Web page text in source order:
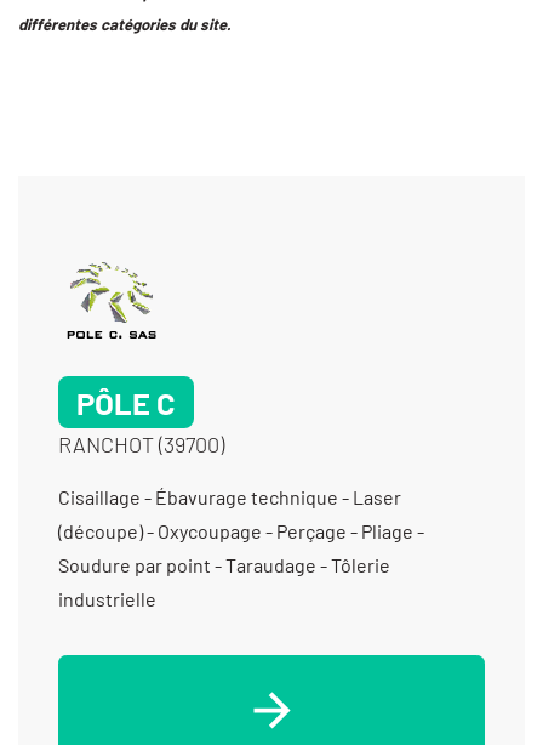
différentes catégories du site.
PÔLE C
RANCHOT (39700)
Cisaillage - Ébavurage technique - Laser
(découpe) - Oxycoupage - Perçage - Pliage -
Soudure par point - Taraudage - Tôlerie
industrielle